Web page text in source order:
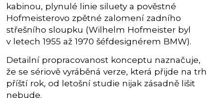
kabinou, plynulé linie siluety a pověstné
Hofmeisterovo zpětné zalomení zadního
střešního sloupku (Wilhelm Hofmeister byl
v letech 1955 až 1970 šéfdesignérem BMW).
Detailní propracovanost konceptu naznačuje,
že se sériově vyráběná verze, která přijde na trh
příští rok, od letošní studie nijak zásadně lišit
nebude.